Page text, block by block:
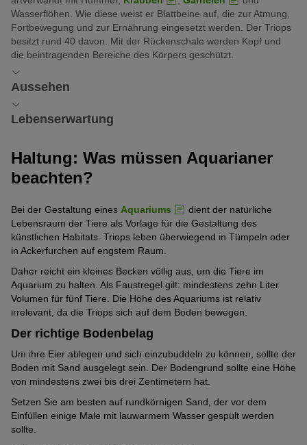
Wasserflöhen. Wie diese weist er Blattbeine auf, die zur Atmung,
Fortbewegung und zur Ernährung eingesetzt werden. Der Triops
besitzt rund 40 davon. Mit der Rückenschale werden Kopf und
die beintragenden Bereiche des Körpers geschützt.
Aussehen
Aussehen: Woran erkennt man
Triops?
Triops sind Urzeitkrebse, die sich optisch je nach Art voneinander
unterscheiden. Der Triops cancriformis aus Europa ist braun und
Eine Mischung aus verschiedenen Unterarten ist der Triops
longicaudatus aus Amerika. Er ist gräulich-gelblich und wird meist
zwischen sechs und neun Zentimeter groß. Der Triops
Australiens ist ursprünglich in Australien beheimatet. Er benötigt
warme Temperaturen für ein gutes Wachstum, ist grau-silber oder
grünlich und hat einen langen Schwanz.
Urzeitkrebse aus allen Teilen der Welt
Sehr weit verbreitet ist der Triops granarius, der aus Afrika, Süd-
West-Asien, Ostchina und Japan kommt. Auch er benötigt
Wärme, um gut zu gedeihen. Besondere Kennzeichen sind sein
langer Schwanz und seine Vielzahl von Blattbeinchen.
In Nord-Westamerika ist der Triops newberryi beheimatet. Auch
er fühlt sich am wohlsten bei Temperaturen von 24 bis 32 Grad
Celsius. Mit fünf bis sieben Zentimetern Körpergröße ist er eher
Lebenserwartung
Triops?
gerade mal bei rund 3 Monaten. Bei manchen Arten beträgt sie
auch nur 6 bis 8 Wochen. Dies haben die Tiere mit anderen
bekannten Urzeitkrebsen gemeinsam, wie etwa Feenkrebsen,
Muschelschalern oder Artemia.
Ein großer Spaß, nicht nur für Kinder
Die Gattung ist dennoch nicht gefährdet, da die Tierchen sehr
schnell wachsen und bereits ab der zweiten Lebenswoche fähig
sind, Eier zu legen. Trotz der geringen Lebensdauer macht es
Spaß, Triops zu züchten. Die Begeisterung für die Urzeitweisen
leben, sollte man sie richtig ernähren. Sie sind anspruchslos und
nehmenTrockenfutter
oder auch gekochtes Gemüse gerne
auf.
Haltung: Was müssen Aquarianer
beachten?
Bei der Gestaltung eines Aquariums
dient der natürliche
Lebensraum der Tiere als Vorlage für die Gestaltung des
künstlichen Habitats. Triops leben überwiegend in Tümpeln oder
in Ackerfurchen auf engstem Raum.
Daher reicht ein kleines Becken völlig aus, um die Tiere im
Aquarium zu halten. Als Faustregel gilt: mindestens zehn Liter
Volumen für fünf Tiere. Die Höhe des Aquariums ist relativ
irrelevant, da die Triops sich auf dem Boden bewegen.
Der richtige Bodenbelag
Um ihre Eier ablegen und sich einzubuddeln zu können, sollte der
Boden mit Sand ausgelegt sein. Der Bodengrund sollte eine Höhe
von mindestens zwei bis drei Zentimetern hat.
Setzen Sie am besten auf rundkörnigen Sand, der vor dem
Einfüllen einige Male mit lauwarmem Wasser gespült werden
sollte.